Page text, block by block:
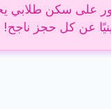
على سكن طلابي